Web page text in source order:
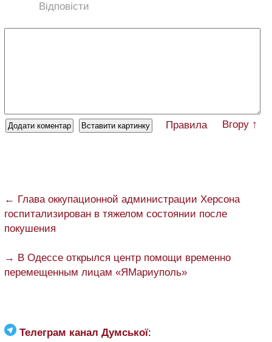
Відповісти
Правила Вгору ↑
← Глава оккупационной администрации Херсона
госпитализирован в тяжелом состоянии после
покушения
→ В Одессе открылся центр помощи временно
перемещенным лицам «ЯМариуполь»
Телеграм канал Думської: